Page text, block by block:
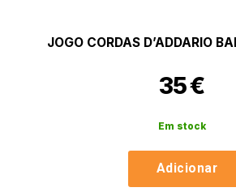
JOGO CORDAS D’ADDARIO
35€
Em stock
Cordas
D'Addario
Adicionar